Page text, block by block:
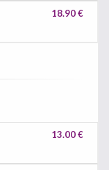
18.90 €
13.00 €